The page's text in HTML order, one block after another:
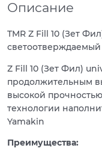
Описание
TMR Z Fill 10 (Зет
Z Fill 10 (Зет Фил)
продолжительным
высокой
технологии
Yamakin
Преимущества: